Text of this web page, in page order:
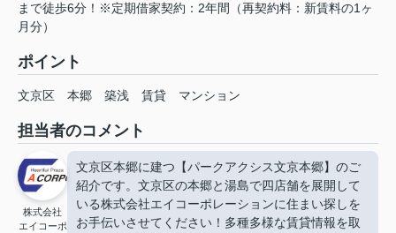
まで徒歩6分！※定期借家契約：2年間（再契約料：新賃料の1ヶ
月分）
ポイント
文京区 本郷 築浅 賃貸 マンション
担当者のコメント
株式会社
エイコーポ
文京区本郷に建つ【パークアクシス文京本郷】のご
紹介です。文京区の本郷と湯島で四店舗を展開して
いる株式会社エイコーポレーションに住まい探しを
お手伝いさせてください！多種多様な賃貸情報を取